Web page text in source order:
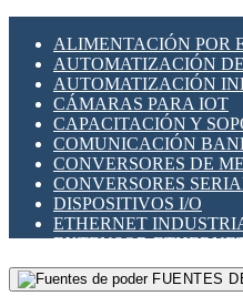
SENSORES
TEMPORIZADORES
VARIACS
VARIADORES DE
SECCIONADORES -
MAQUINARIA
HERRAMIENTAS
ILUMINACIÓN LED
INTERRUPTORES
INTERFACES DE RELÉ
OTROS RELÉS
PROTECCIÓN
RELÉS
RELÉS DE SEÑAL
RELÉS DE ESTADO
RELÉS INDUSTRIALES
RELÉS MINIATURA DE
SENSORES
ALIMENTACIÓN POR
AUTOMATIZACIÓN
AUTOMATIZACIÓN
CÁMARAS PARA IOT
CAPACITACIÓN Y
COMUNICACIÓN
CONVERSORES DE
CONVERSORES
DISPOSITIVOS I/O
ETHERNET
EXTENSOR
GATEWAY LORAWAN
GESTIÓN DE REDES
FUENTES